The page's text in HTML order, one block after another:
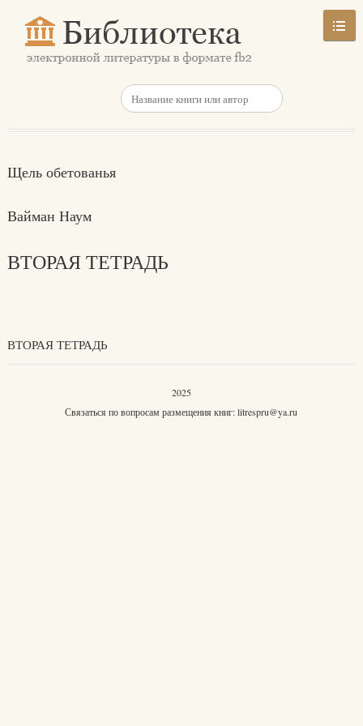
Щель обетованья
Вайман Наум
ВТОРАЯ ТЕТРАДЬ
ВТОРАЯ ТЕТРАДЬ
2025
Связаться по вопросам размещения книг:litrespru@ya.ru